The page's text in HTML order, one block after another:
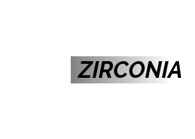
ZIRCONIA
Corso